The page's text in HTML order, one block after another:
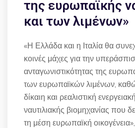
της ευρωπαϊκής
και των λιμένων»
«Η Ελλάδα και η Ιταλία θα
κοινές μάχες για την
ανταγωνιστικότητας της
των ευρωπαϊκών λιμένων,
δίκαιη και ρεαλιστική
ναυτιλιακής βιομηχανίας που
τη μέση ευρωπαϊκή